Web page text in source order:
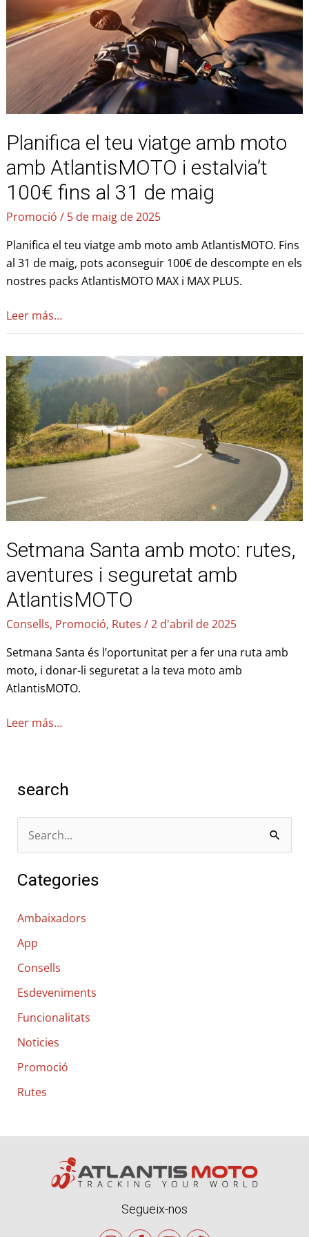
Planifica el teu viatge amb moto
amb AtlantisMOTO i estalvia’t
100€ fins al 31 de maig
Promoció / 5 de maig de 2025
Planifica el teu viatge amb moto amb AtlantisMOTO. Fins
al 31 de maig, pots aconseguir 100€ de descompte en els
nostres packs AtlantisMOTO MAX i MAX PLUS.
moto
amb
AtlantisMOTO
estalvia’t
fins
31
maig
Leer más…
Setmana Santa amb moto: rutes,
aventures i seguretat amb
AtlantisMOTO
Consells, Promoció, Rutes /2 d'abril de 2025
Setmana Santa és l’oportunitat per a fer una ruta amb
moto, i donar-li seguretat a la teva moto amb
AtlantisMOTO.
Santa
amb
moto:
rutes,
aventures
i
seguretat
amb
AtlantisMOTO
Leer más…
search
r
a
:
Categories
Ambaixadors
App
Consells
Esdeveniments
Funcionalitats
Noticies
Promoció
Rutes
Segueix-nos
F